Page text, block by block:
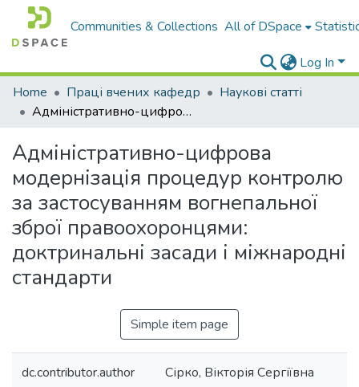
Communities & Collections All of DSpace
Log In
Home
Праці вчених кафедр
Наукові статті
Адміністративно-цифрова модернізація процедур контролю за застосуванням вогнепальної зброї правоохоронцями: доктринальні засади і міжнародні стандарти
Адміністративно-цифрова
модернізація процедур контролю
за застосуванням вогнепальної
зброї правоохоронцями:
доктринальні засади і міжнародні
стандарти
Simple item page
dc.contributor.author Сірко, Вікторія Сергіївна